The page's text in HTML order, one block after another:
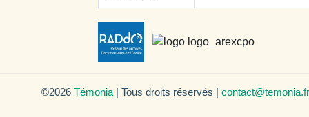
©2026 Témonia | Tous droits réservés | contact@temonia.fr